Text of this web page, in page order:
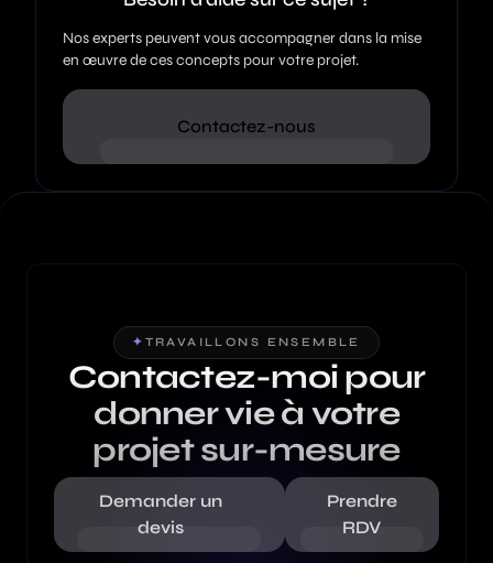
Nos experts peuvent vous accompagner dans la mise
en œuvre de ces concepts pour votre projet.
Contactez-nous
✦ TRAVAILLONS ENSEMBLE
Contactez-moi pour
donner vie à votre
projet sur-mesure
Demander un
devis
Prendre
RDV